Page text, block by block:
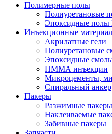
Полимерные полы
Полиуретановые
Эпоксидные
Инъекционные
Акрилатные гели
Полиуретановые
Эпоксидные
ПММА инъекции
Микроцементы,
Спиральный анкер
Пакеры
Разжимные пакеры
Наклеиваемые
Забивные пакеры